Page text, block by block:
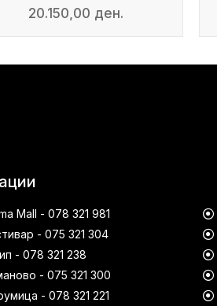
20.150,00 ден.
Mall - 078 321 981
- 075 321 304
- 078 321 238
- 075 321 300
- 078 321 221